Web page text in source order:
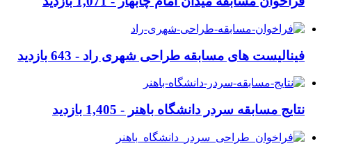
فینالیست های مسابقه طراحی شهری راد - 643 بازدید
نتایج مسابقه سردر دانشگاه باهنر - 1,405 بازدید